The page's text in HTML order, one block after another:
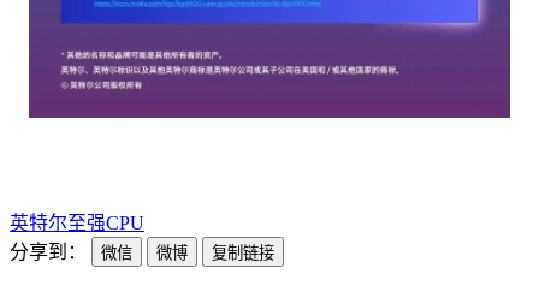
英特尔至强CPU
分享到：
微信 微博 复制链接